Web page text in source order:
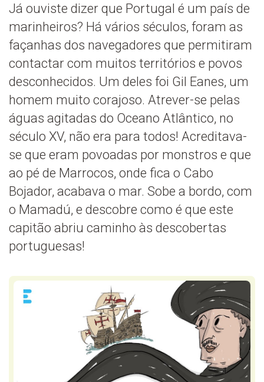
Já ouviste dizer que Portugal é um país de
marinheiros? Há vários séculos, foram as
façanhas dos navegadores que permitiram
contactar com muitos territórios e povos
desconhecidos. Um deles foi Gil Eanes, um
homem muito corajoso. Atrever-se pelas
águas agitadas do Oceano Atlântico, no
século XV, não era para todos! Acreditava-
se que eram povoadas por monstros e que
ao pé de Marrocos, onde fica o Cabo
Bojador, acabava o mar. Sobe a bordo, com
o Mamadú, e descobre como é que este
capitão abriu caminho às descobertas
portuguesas!